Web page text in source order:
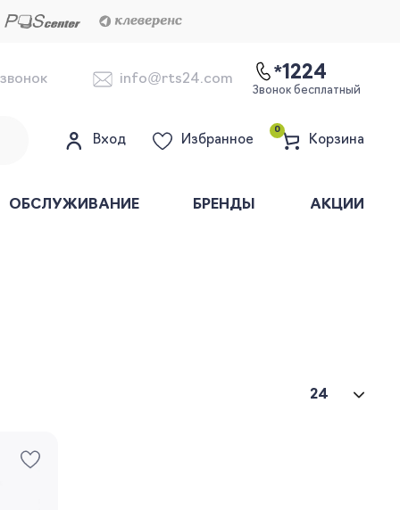
info@rts24.com *1224
Звонок бесплатный
Вход Избранное
0
Корзина
ОБСЛУЖИВАНИЕ БРЕНДЫ АКЦИИ
24